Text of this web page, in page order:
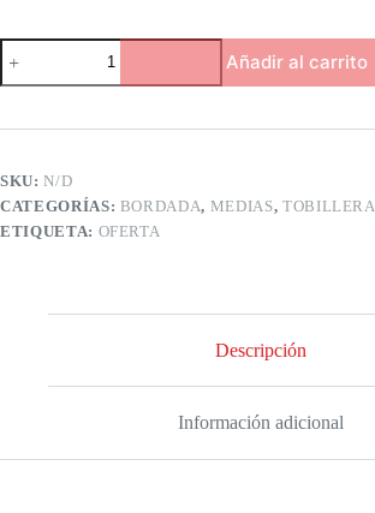
Medias
Mickey
Duo
cantidad
Añadir al carrito
SKU:N/D
CATEGORÍAS: BORDADA, MEDIAS, TOBILLERA
ETIQUETA: OFERTA
Descripción
Información adicional